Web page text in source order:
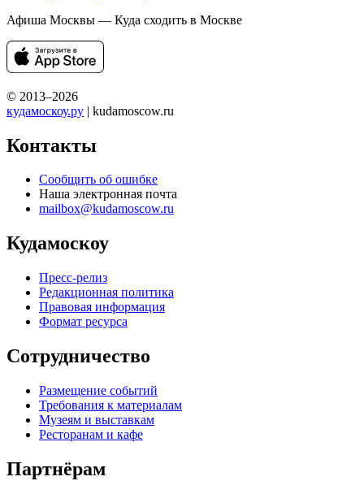
Афиша Москвы — Куда сходить в Москве
© 2013–2026
кудамоскоу.ру | kudamoscow.ru
Контакты
Сообщить об ошибке
Наша электронная почта
mailbox@kudamoscow.ru
Кудамоскоу
Пресс-релиз
Редакционная политика
Правовая информация
Формат ресурса
Сотрудничество
Размещение событий
Требования к материалам
Музеям и выставкам
Ресторанам и кафе
Партнёрам